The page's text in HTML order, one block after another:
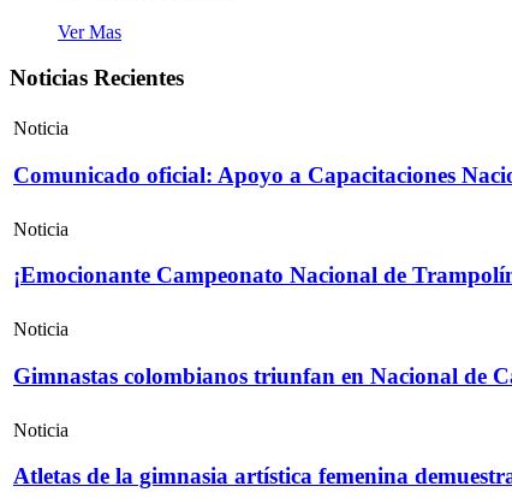
Ver Mas
Noticias Recientes
Noticia
Comunicado oficial: Apoyo a Capacitaciones
Noticia
¡Emocionante Campeonato Nacional de
Noticia
Gimnastas colombianos triunfan en Nacional de
Noticia
Atletas de la gimnasia artística femenina